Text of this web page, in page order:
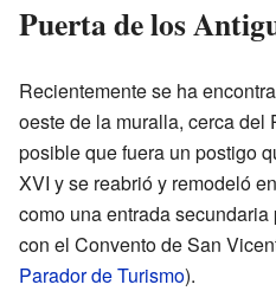
Puerta de los
Recientemente se ha
oeste de la muralla, cerca del
posible que fuera un postigo
XVI y se reabrió y remodeló
como una entrada
con el Convento de San
Parador de Turismo).